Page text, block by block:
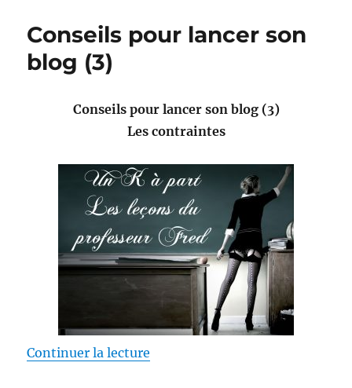
son
Conseils pour lancer son
blog (3)
Conseils pour lancer son blog (3)
Les contraintes
Continuer la lecture